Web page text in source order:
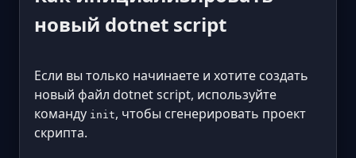
новый dotnet script
Если вы только начинаете и хотите создать
новый файл dotnet script, используйте
команду init, чтобы сгенерировать проект
скрипта.